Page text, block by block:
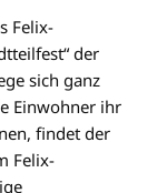
Felix-
der
sich ganz
Einwohner ihr
findet der
Felix-